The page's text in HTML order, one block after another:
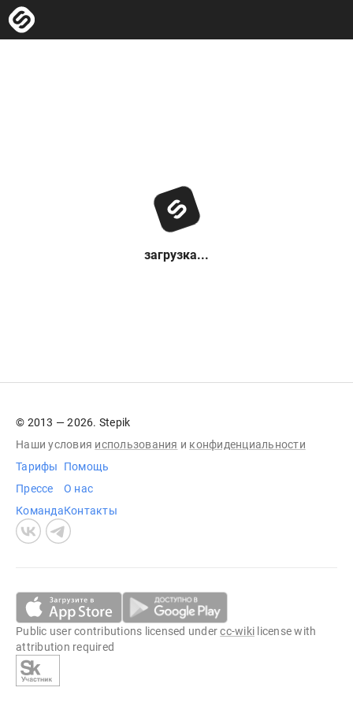
загрузка...
© 2013 — 2026. Stepik
Наши условия использования и конфиденциальности
Тарифы
Прессе
Команда
Помощь
О нас
Контакты
Public user contributions licensed undercc-wiki license with
attribution required